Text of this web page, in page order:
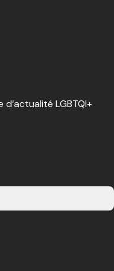
LGBTQI+